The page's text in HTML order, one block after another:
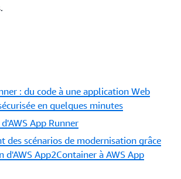
: du code à une application Web
en quelques minutes
App Runner
des scénarios de modernisation grâce
d'AWS App2Container à AWS App